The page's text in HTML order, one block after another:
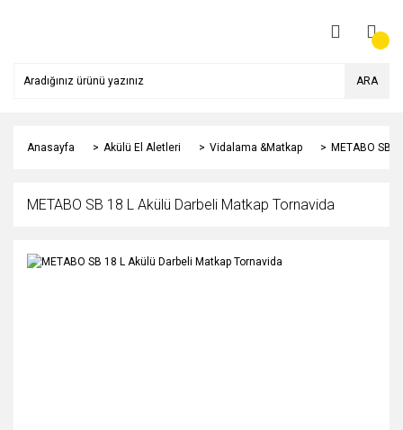
ARA
Anasayfa Akülü El Aletleri Vidalama &Matkap METABO SB
METABO SB 18 L Akülü Darbeli Matkap Tornavida